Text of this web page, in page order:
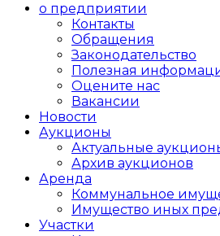
о предприятии
Контакты
Обращения
Законодательство
Полезная
Оцените нас
Вакансии
Новости
Аукционы
Актуальные
Архив аукционов
Аренда
Коммунальное
Имущество иных
Участки